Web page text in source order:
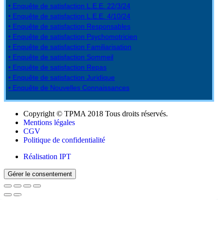
• Enquête de satisfaction L.E.E. 22/3/24
• Enquête de satisfaction L.E.E. 4/10/24
• Enquête de satisfaction Responsables
• Enquête de satisfaction Psychomotricien
• Enquête de satisfaction Familiarisation
• Enquête de satisfaction Sommeil
• Enquête de satisfaction Repas
• Enquête de satisfaction Juridique
• Enquête de Nouvelles Connaissances
Copyright © TPMA 2018 Tous droits réservés.
Mentions légales
CGV
Politique de confidentialité
Réalisation IPT
Gérer le consentement